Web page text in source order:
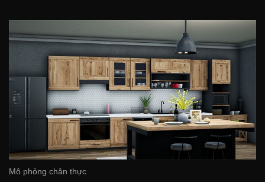
Mô phỏng chân thực